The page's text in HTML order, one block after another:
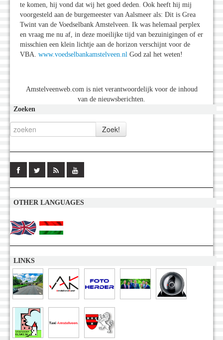
te komen, hij vond dat wij het goed deden. Ook heeft hij mij
voorgesteld aan de burgemeester van Aalsmeer als: Dit is Grea
Twint van de Voedselbank Amstelveen. Ik was helemaal perplex
en vraag me nu af, in deze moeilijke tijd van bezuinigingen of er
misschien een klein lichtje aan de horizon verschijnt voor de
VBA. www.voedselbankamstelveen.nl God zal het weten!
Amstelveenweb.com is niet verantwoordelijk voor de inhoud
van de nieuwsberichten.
Zoeken
OTHER LANGUAGES
LINKS